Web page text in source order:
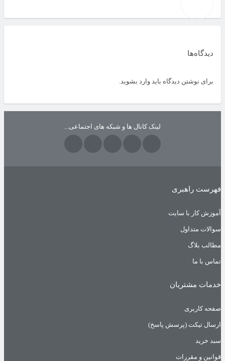
دیدگاه‌ها
برای نوشتن دیدگاه باید وارد بشوید
لینک کانال ها و شبکه های اجتماعی...
فهرست راهبری
آموزش کار با سایت
سوالات متداول
مطالب بلاگ
تماس با ما
خدمات مشتریان
صفحه کاربری
ارسال تیکت (پرسش پاسخ)
سبد خرید
قوانین و مقررات